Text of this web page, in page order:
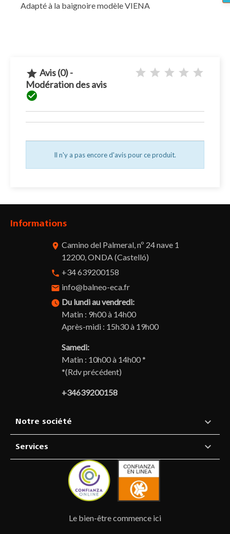
Adapté à la baignoire modèle VIENA
 Avis (0) -
Modération des avis

Il n'y a pas encore d'avis pour ce produit.
Informations
room Camino del Palmeral, nº 24 nave 1
12200, ONDA (Castelló)
phone +34 639200158
email info@balneo-eca.fr
watch_later Du lundi au vendredi:
Matin : 9h00 à 14h00
Après-midi : 15h30 à 19h00
Samedi:
Matin : 10h00 à 14h00 *
*(Rdv précédent)
+34639200158
Notre société 
Services 
Le bien-être commence ici